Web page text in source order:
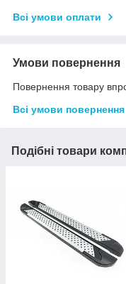
Всі умови оплати
Умови повернення
Повернення товару
Всі умови повернення
Подібні товари